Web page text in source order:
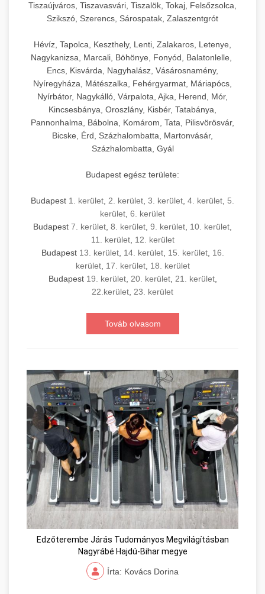
Tiszaújváros, Tiszavasvári, Tiszalök, Tokaj, Felsőzsolca,
Szikszó, Szerencs, Sárospatak, Zalaszentgrót
Hévíz, Tapolca, Keszthely, Lenti, Zalakaros, Letenye,
Nagykanizsa, Marcali, Böhönye, Fonyód, Balatonlelle,
Encs, Kisvárda, Nagyhalász, Vásárosnamény,
Nyíregyháza, Mátészalka, Fehérgyarmat, Máriapócs,
Nyírbátor, Nagykálló, Várpalota, Ajka, Herend, Mór,
Kincsesbánya, Oroszlány, Kisbér, Tatabánya,
Pannonhalma, Bábolna, Komárom, Tata, Pilisvörösvár,
Bicske, Érd, Százhalombatta, Martonvásár,
Százhalombatta, Gyál
Budapest egész területe:
Budapest 1. kerület, 2. kerület, 3. kerület, 4. kerület, 5.
kerület, 6. kerület
Budapest 7. kerület, 8. kerület, 9. kerület, 10. kerület,
11. kerület, 12. kerület
Budapest 13. kerület, 14. kerület, 15. kerület, 16.
kerület, 17. kerület, 18. kerület
Budapest 19. kerület, 20. kerület, 21. kerület,
22.kerület, 23. kerület
Továb olvasom
Edzőterembe Járás Tudományos Megvilágításban
Nagyrábé Hajdú-Bihar megye
Írta: Kovács Dorina